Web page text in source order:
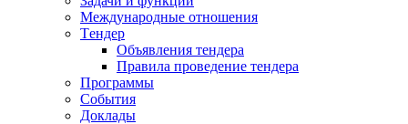
Международные отношения
Tендер
Объявления тендера
Правила проведение тендера
Программы
Cобытия
Доклады